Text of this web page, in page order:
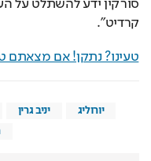
קרדיט".
טעינו? נתקן! אם מצאתם
יורוליג יניב גרין